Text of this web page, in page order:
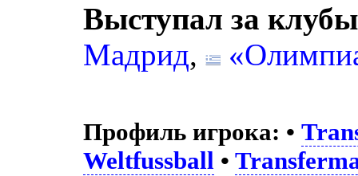
Выступал за
Мадрид,
Профиль игрока: •
Weltfussball •